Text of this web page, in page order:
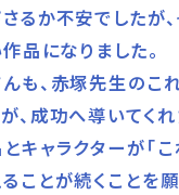
るか不安でしたが
作品になりました。
も、赤塚先生のこ
、成功へ導いてく
キャラクターが「
ことが続くことを